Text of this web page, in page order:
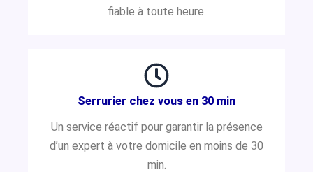
fiable à toute heure.
Serrurier chez vous en 30 min
Un service réactif pour garantir la présence
d’un expert à votre domicile en moins de 30
min.